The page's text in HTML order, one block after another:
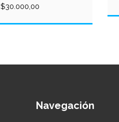
$30.000,00
Navegación